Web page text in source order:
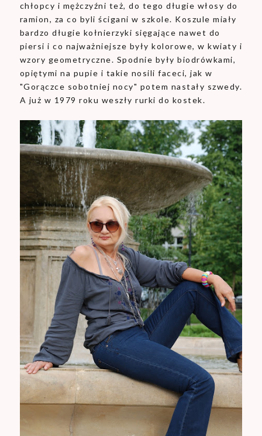
chłopcy i mężczyźni też, do tego długie włosy do
ramion, za co byli ścigani w szkole. Koszule miały
bardzo długie kołnierzyki sięgające nawet do
piersi i co najważniejsze były kolorowe, w kwiaty i
wzory geometryczne. Spodnie były biodrówkami,
opiętymi na pupie i takie nosili faceci, jak w
"Gorączce sobotniej nocy" potem nastały szwedy.
A już w 1979 roku weszły rurki do kostek.